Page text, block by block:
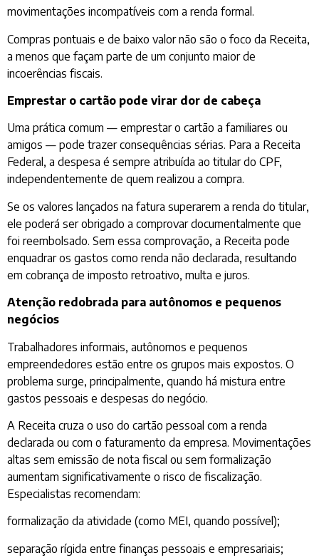
movimentações incompatíveis com a renda formal.
Compras pontuais e de baixo valor não são o foco da Receita,
a menos que façam parte de um conjunto maior de
incoerências fiscais.
Emprestar o cartão pode virar dor de cabeça
Uma prática comum — emprestar o cartão a familiares ou
amigos — pode trazer consequências sérias. Para a Receita
Federal, a despesa é sempre atribuída ao titular do CPF,
independentemente de quem realizou a compra.
Se os valores lançados na fatura superarem a renda do titular,
ele poderá ser obrigado a comprovar documentalmente que
foi reembolsado. Sem essa comprovação, a Receita pode
enquadrar os gastos como renda não declarada, resultando
em cobrança de imposto retroativo, multa e juros.
Atenção redobrada para autônomos e pequenos
negócios
Trabalhadores informais, autônomos e pequenos
empreendedores estão entre os grupos mais expostos. O
problema surge, principalmente, quando há mistura entre
gastos pessoais e despesas do negócio.
A Receita cruza o uso do cartão pessoal com a renda
declarada ou com o faturamento da empresa. Movimentações
altas sem emissão de nota fiscal ou sem formalização
aumentam significativamente o risco de fiscalização.
Especialistas recomendam:
formalização da atividade (como MEI, quando possível);
separação rígida entre finanças pessoais e empresariais;